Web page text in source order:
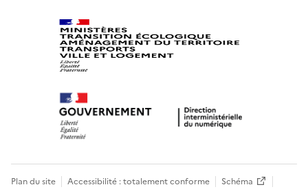
Plan du site Accessibilité : totalement conforme
Schéma